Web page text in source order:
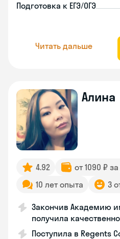
Подготовка к ЕГЭ/ОГЭ
Читать дальше
Алина
4.92
от 1090 ₽
10 лет опыта
3
Закончив Академию
получила
Поступила в Regents